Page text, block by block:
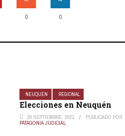
0 0
NEUQUÉN REGIONAL
Elecciones en Neuquén
29 SEPTIEMBRE, 2021
PUBLICADO POR
PATAGONIA JUDICIAL